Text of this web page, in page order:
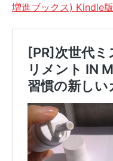
増進ブックス) Kindle版